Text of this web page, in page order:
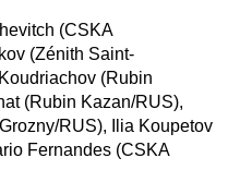
(CSKA
(Zénith Saint-
(Rubin
(Rubin Kazan/RUS),
RUS), Ilia Koupetov
Fernandes (CSKA